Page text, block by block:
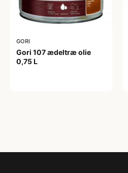
GORI
Gori 107 ædeltræ olie
0,75 L